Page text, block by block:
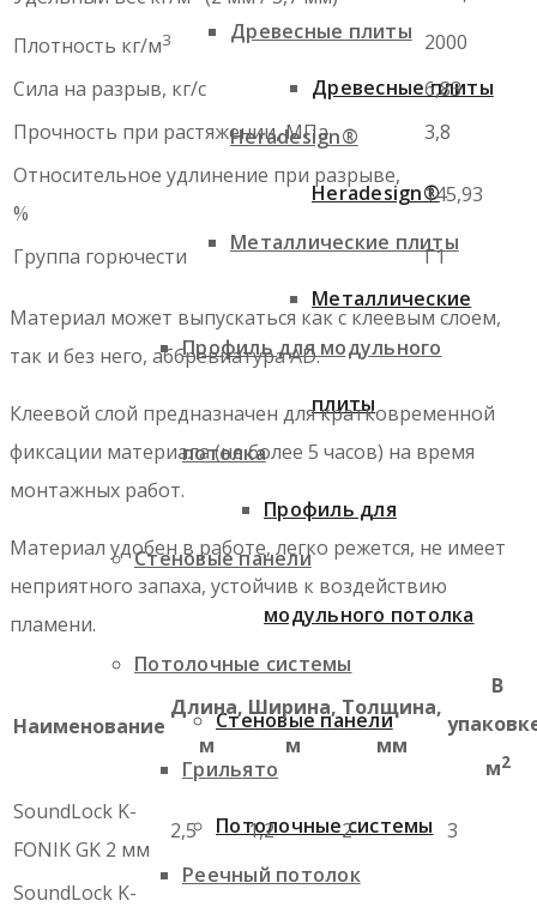
Древесные плиты
Heradesign®
Металлические плиты
Профиль для модульного
потолка
Стеновые панели
Потолочные системы
Грильято
Реечный потолок
Древесные плиты
Heradesign®
Металлические
плиты
Профиль для
модульного потолка
Стеновые панели
Потолочные системы
Плотность кг/м3
2000
Сила на разрыв, кг/с
6,83
Прочность при растяжении, МПа
3,8
Относительное удлинение при разрыве,
%
145,93
Группа горючести Г1
Материал может выпускаться как с клеевым слоем,
так и без него, аббревиатура AD.
Клеевой слой предназначен для кратковременной
фиксации материала (не более 5 часов) на время
монтажных работ.
Материал удобен в работе, легко режется, не имеет
неприятного запаха, устойчив к воздействию
пламени.
Наименование
Длина,
м
Ширина,
м
Толщина,
мм
В
м2
SoundLock K-
FONIK GK 2 мм
2,5 1,2 2 3
SoundLock K-